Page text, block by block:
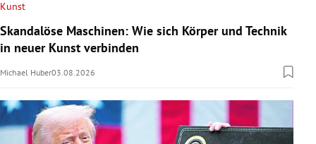
Kunst
Skandalöse Maschinen: Wie sich Körper und Technik
in neuer Kunst verbinden
Michael Huber03.08.2026